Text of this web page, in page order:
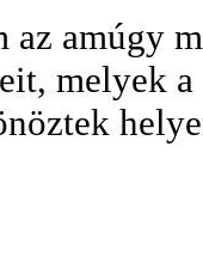
amúgy
melyek